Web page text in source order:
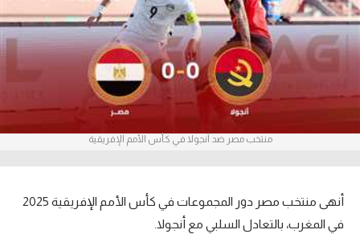
آراء حرة
ركن الألعاب
الدوري المصري
الدوري الإسباني
منتخب مصر ضد أنجولا في كأس الأمم الإفريقية
أنهى منتخب مصر دور المجموعات في كأس الأمم الإفريقية 2025
في المغرب، بالتعادل السلبي مع أنجولا.